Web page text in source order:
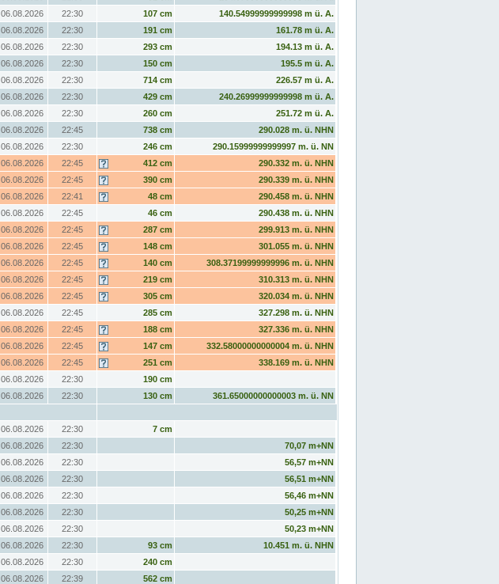
06.08.2026 22:30 107 cm
140.54999999999998 m ü. A.
06.08.2026 22:30 191 cm
161.78 m ü. A.
06.08.2026 22:30 293 cm
194.13 m ü. A.
06.08.2026 22:30 150 cm
195.5 m ü. A.
06.08.2026 22:30 714 cm
226.57 m ü. A.
06.08.2026 22:30 429 cm
240.26999999999998 m ü. A.
06.08.2026 22:30 260 cm
251.72 m ü. A.
06.08.2026 22:45 738 cm
290.028 m. ü. NHN
06.08.2026 22:30 246 cm
290.15999999999997 m. ü. NN
06.08.2026 22:45 412 cm
290.332 m. ü. NHN
06.08.2026 22:45 390 cm
290.339 m. ü. NHN
06.08.2026 22:41 48 cm
290.458 m. ü. NHN
06.08.2026 22:45 46 cm
290.438 m. ü. NHN
06.08.2026 22:45 287 cm
299.913 m. ü. NHN
06.08.2026 22:45 148 cm
301.055 m. ü. NHN
06.08.2026 22:45 140 cm
308.37199999999996 m. ü. NHN
06.08.2026 22:45 219 cm
310.313 m. ü. NHN
06.08.2026 22:45 305 cm
320.034 m. ü. NHN
06.08.2026 22:45 285 cm
327.298 m. ü. NHN
06.08.2026 22:45 188 cm
327.336 m. ü. NHN
06.08.2026 22:45 147 cm
332.58000000000004 m. ü. NHN
06.08.2026 22:45 251 cm
338.169 m. ü. NHN
06.08.2026 22:30
190 cm
06.08.2026 22:30 130 cm
361.65000000000003 m. ü. NN
06.08.2026 22:30
7 cm
06.08.2026 22:30
70,07 m+NN
06.08.2026 22:30
56,57 m+NN
06.08.2026 22:30
56,51 m+NN
06.08.2026 22:30
56,46 m+NN
06.08.2026 22:30
50,25 m+NN
06.08.2026 22:30
50,23 m+NN
06.08.2026 22:30 93 cm
10.451 m. ü. NHN
06.08.2026 22:30
240 cm
06.08.2026 22:39
562 cm